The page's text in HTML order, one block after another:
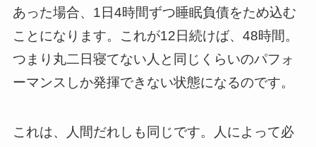
あった場合、1日4時間ずつ睡眠負債をため込む
ことになります。これが12日続けば、48時間。
つまり丸二日寝てない人と同じくらいのパフォ
ーマンスしか発揮できない状態になるのです。
これは、人間だれしも同じです。人によって必